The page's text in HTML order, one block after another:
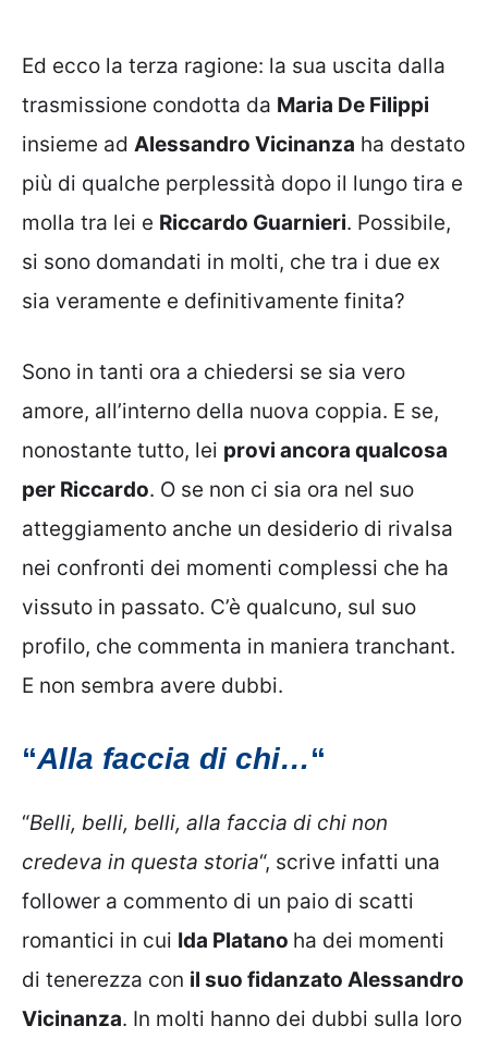
Ed ecco la terza ragione: la sua uscita dalla
trasmissione condotta da Maria De Filippi
insieme ad Alessandro Vicinanza ha destato
più di qualche perplessità dopo il lungo tira e
molla tra lei e Riccardo Guarnieri. Possibile,
si sono domandati in molti, che tra i due ex
sia veramente e definitivamente finita?
Sono in tanti ora a chiedersi se sia vero
amore, all’interno della nuova coppia. E se,
nonostante tutto, lei provi ancora qualcosa
per Riccardo. O se non ci sia ora nel suo
atteggiamento anche un desiderio di rivalsa
nei confronti dei momenti complessi che ha
vissuto in passato. C’è qualcuno, sul suo
profilo, che commenta in maniera tranchant.
E non sembra avere dubbi.
“Alla faccia di chi…“
“Belli, belli, belli, alla faccia di chi non
credeva in questa storia“, scrive infatti una
follower a commento di un paio di scatti
romantici in cui Ida Platano ha dei momenti
di tenerezza con il suo fidanzato Alessandro
Vicinanza. In molti hanno dei dubbi sulla loro